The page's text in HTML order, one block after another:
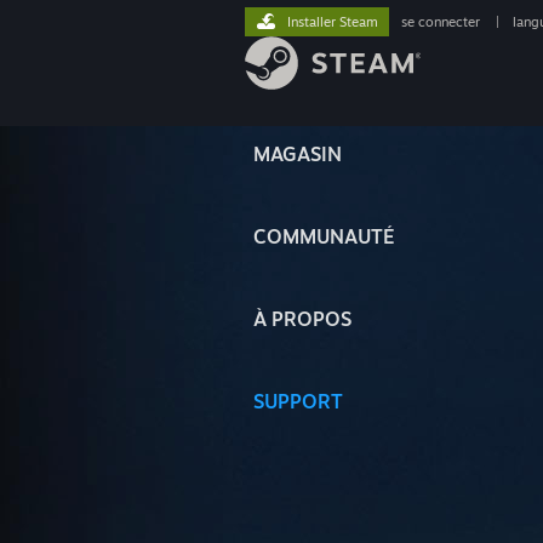
MAGASIN
COMMUNAUTÉ
À PROPOS
SUPPORT
Installer Steam se connecter